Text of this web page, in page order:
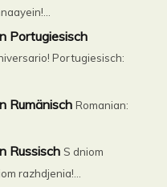
Portugiesisch
Portugiesisch:
Rumänisch Romanian:
Russisch S dniom
razhdjenia!...